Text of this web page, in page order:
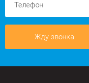
Жду звонка